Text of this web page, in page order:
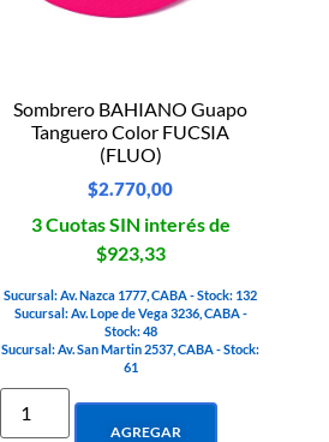
Sombrero BAHIANO Guapo
Tanguero Color FUCSIA
(FLUO)
$2.770,00
3 Cuotas SIN interés de
$923,33
Sucursal: Av. Nazca 1777, CABA - Stock: 132
Sucursal: Av. Lope de Vega 3236, CABA -
Stock: 48
Sucursal: Av. San Martin 2537, CABA - Stock:
61
AGREGAR